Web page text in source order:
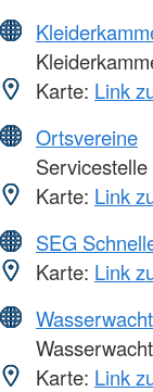
Karte: Link
Ortsvereine
Karte: Link
SEG
Karte: Link
Wasserwacht
Karte: Link